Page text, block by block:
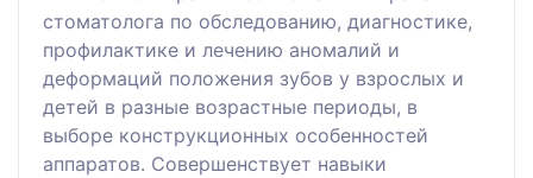
стоматолога по обследованию, диагностике,
профилактике и лечению аномалий и
деформаций положения зубов у взрослых и
детей в разные возрастные периоды, в
выборе конструкционных особенностей
аппаратов. Совершенствует навыки